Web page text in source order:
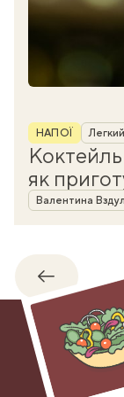
Рубрика
НАПОЇ
як
Автор
Валентина
Назад